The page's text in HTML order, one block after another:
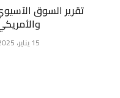
تقرير السوق
15 يناير، 2025